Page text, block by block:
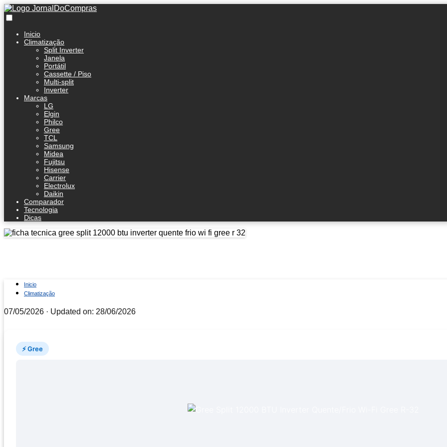
Inicio
Climatização
Split Inverter
Janela
Portátil
Cassette / Piso
Multi-split
Inverter
Marcas
LG
Elgin
Philco
Gree
TCL
Samsung
Midea
Fujitsu
Hisense
Carrier
Electrolux
Daikin
Comparador
Tecnologia
Dicas
Inicio
Climatização
07/05/2026 · Updated on: 28/06/2026
⚡ Gree